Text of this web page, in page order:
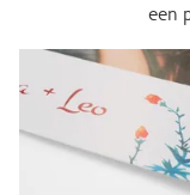
een